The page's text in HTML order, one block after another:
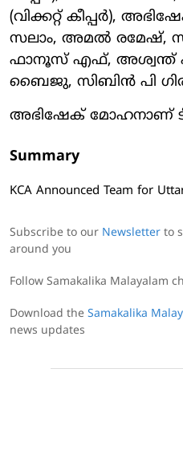
(വിക്കറ്റ് കീപ്പർ),
സലാം, അമൽ രമേഷ്,
ഫാനൂസ് എഫ്, അശ്വന്ത്
ബൈജു, സിബിൻ പി
അഭിഷേക് മോഹനാണ്
Summary
KCA Announced Team for
Subscribe to our Newsletter to
around you
Follow Samakalika Malayalam
Download the Samakalika
news updates